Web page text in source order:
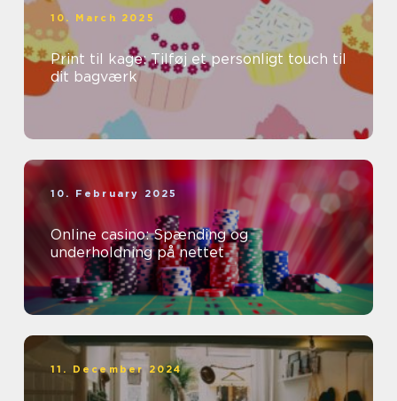
10. March 2025
Print til kage: Tilføj et personligt touch til
dit bagværk
10. February 2025
Online casino: Spænding og
underholdning på nettet
11. December 2024